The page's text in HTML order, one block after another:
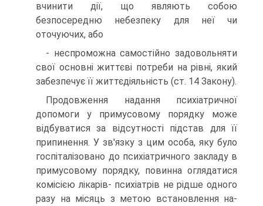
вчинити дії, що являють собою
безпосередню небезпеку для неї чи
оточуючих, або
- неспроможна самостійно задовольняти
свої основні життєві по­треби на рівні, який
забезпечує її життєдіяльність (ст. 14 Закону).
Продовження надання психіатричної
допомоги у примусовому по­рядку може
відбуватися за відсутності підстав для її
припинення. У зв'язку з цим особа, яку було
госпіталізовано до психіатричного за­кладу в
примусовому порядку, повинна оглядатися
комісією лікарів- психіатрів не рідше одного
разу на місяць з метою встановлення на­